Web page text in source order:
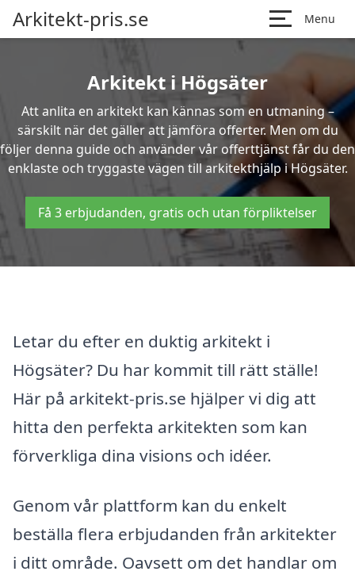
Arkitekt-pris.se Menu
Arkitekt i Högsäter
Att anlita en arkitekt kan kännas som en utmaning –
särskilt när det gäller att jämföra offerter. Men om du
följer denna guide och använder vår offerttjänst får du den
enklaste och tryggaste vägen till arkitekthjälp i Högsäter.
Få 3 erbjudanden, gratis och utan förpliktelser
Letar du efter en duktig arkitekt i
Högsäter? Du har kommit till rätt ställe!
Här på arkitekt-pris.se hjälper vi dig att
hitta den perfekta arkitekten som kan
förverkliga dina visions och idéer.
Genom vår plattform kan du enkelt
beställa flera erbjudanden från arkitekter
i ditt område. Oavsett om det handlar om